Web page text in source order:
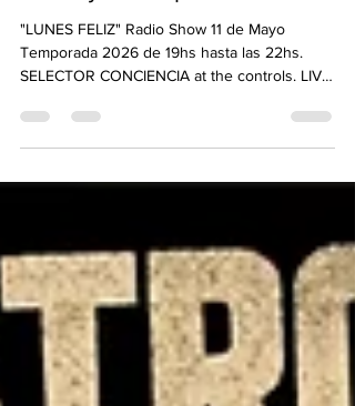
de mayo. Temporada 2026
"LUNES FELIZ" Radio Show 11 de Mayo
Temporada 2026 de 19hs hasta las 22hs.
💚💛❤ One Love ❤💛💚 TE INVITAMOS A
Todos los lunes de 19 a 22 hs por la
Dubtronik.